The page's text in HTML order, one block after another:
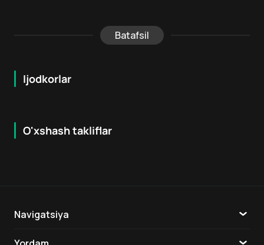
Batafsil
Ijodkorlar
O'xshash takliflar
16 + 7.9
Navigatsiya